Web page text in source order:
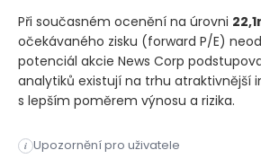
Při současném ocenění na úrovni
očekávaného zisku (forward P/E)
potenciál akcie News Corp
analytiků existují na trhu atraktivnější
s lepším poměrem výnosu a rizika.
i Upozornění pro uživatele